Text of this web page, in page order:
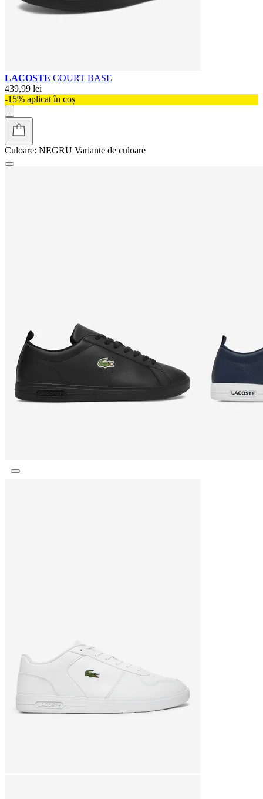
LACOSTE COURT BASE
439,99 lei
-15% aplicat în coș
Culoare: NEGRU Variante de culoare